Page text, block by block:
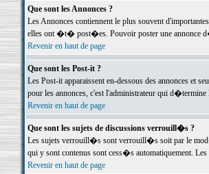
Que sont les Annonces ?
Les Annonces contiennent le plus souvent
elles ont �t� post�es. Pouvoir poster une annonce
Revenir en haut de page
Que sont les Post-it ?
Les Post-it apparaissent en-dessous des annonces et
pour les annonces, c'est l'administrateur qui
Revenir en haut de page
Que sont les sujets de discussions verrouill�s ?
Les sujets verrouill�s sont verrouill�s soit par le
qui y sont contenus sont cess�s automatiquement.
Revenir en haut de page